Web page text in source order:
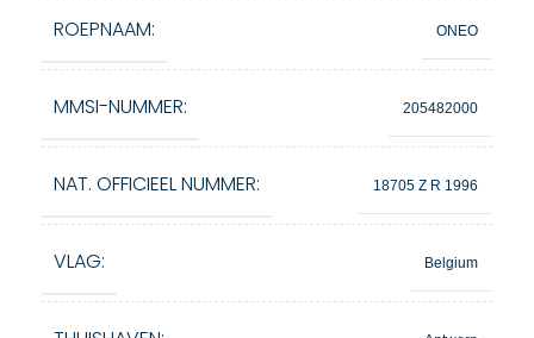
ROEPNAAM: ONEO
MMSI-NUMMER: 205482000
NAT. OFFICIEEL NUMMER: 18705 Z R 1996
VLAG: Belgium